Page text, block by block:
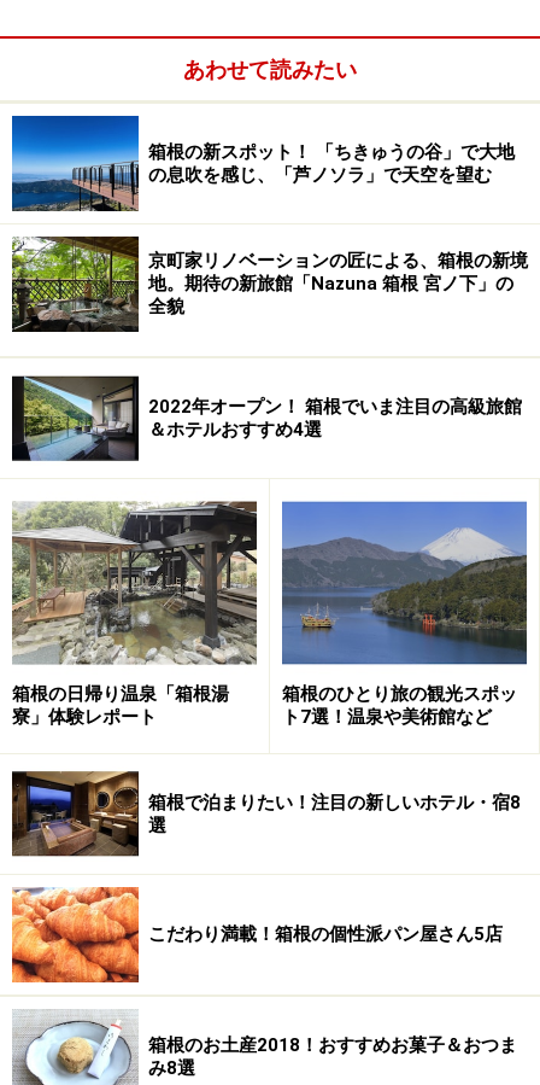
あわせて読みたい
箱根の新スポット！ 「ちきゅうの谷」で大地
の息吹を感じ、「芦ノソラ」で天空を望む
京町家リノベーションの匠による、箱根の新境
地。期待の新旅館「Nazuna 箱根 宮ノ下」の
全貌
2022年オープン！ 箱根でいま注目の高級旅館
＆ホテルおすすめ4選
箱根の日帰り温泉「箱根湯
寮」体験レポート
箱根のひとり旅の観光スポッ
ト7選！温泉や美術館など
箱根で泊まりたい！注目の新しいホテル・宿8
選
こだわり満載！箱根の個性派パン屋さん5店
箱根のお土産2018！おすすめお菓子＆おつま
み8選